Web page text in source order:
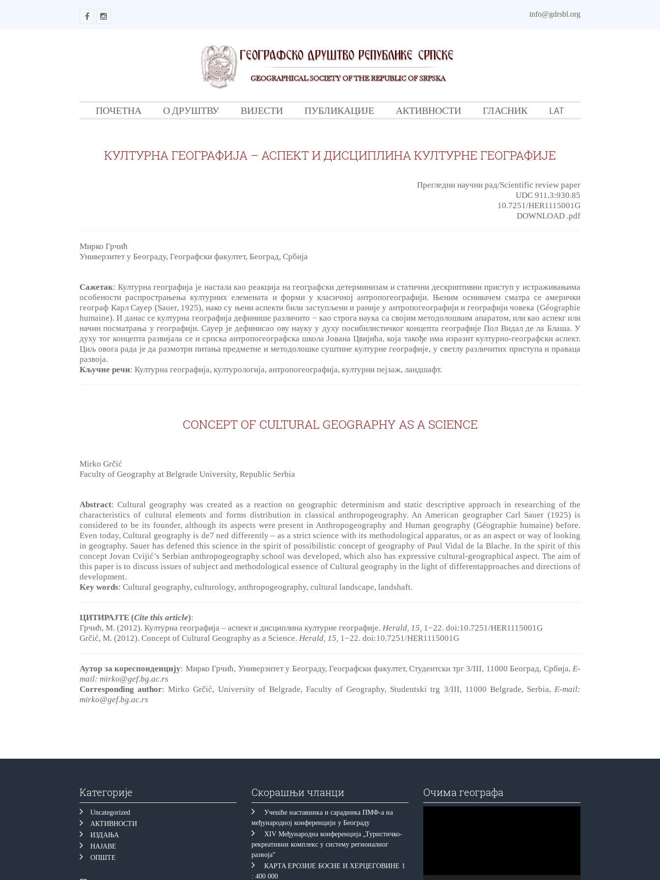
info@gdrsbl.org
ПОЧЕТНА О ДРУШТВУ ВИЈЕСТИ ПУБЛИКАЦИЈЕ АКТИВНОСТИ ГЛАСНИК LAT
КУЛТУРНА ГЕОГРАФИЈА – АСПЕКТ И ДИСЦИПЛИНА КУЛТУРНЕ ГЕОГРАФИЈЕ
Прегледни научни рад/Scientific review paper
UDC 911.3:930.85
10.7251/HER1115001G
DOWNLOAD .pdf
Мирко Грчић
Универзитет у Београду, Географски факултет, Београд, Србија
Сажетак: Културна географија је настала као реакција на географски детерминизам и статични дескриптивни приступ у истраживањима
особености распрострањења културних елемената и форми у класичној антропогеографији. Њеним оснивачем сматра се амерички
географ Карл Сауер (Sauer, 1925), иако су њени аспекти били заступљени и раније у антропогеографији и географији човека (Géographie
humaine). И данас се културна географија дефинише различито − као строга наука са својим методолошким апаратом, или као аспекг или
начин посматрања у географији. Сауер је дефинисао ову науку у духу посибилистичког концепта географије Пол Видал де ла Блаша. У
духу тог концепта развијала се и српска антропогеографска школа Јована Цвијића, која такође има изразит културно-географски аспект.
Циљ овога рада је да размотри питања предметне и методолошке суштине културне географије, у светлу различитих приступа и праваца
развоја.
Кључне речи: Културна географија, културологија, антропогеографија, културни пејзаж, ландшафт.
CONCEPT OF CULTURAL GEOGRAPHY AS A SCIENCE
Mirko Grčić
Faculty of Geography at Belgrade University, Republic Serbia
Abstract: Cultural geography was created as a reaction on geographic determinism and static descriptive approach in researching of the
characteristics of cultural elements and forms distribution in classical anthropogeography. An American geographer Carl Sauer (1925) is
considered to be its founder, although its aspects were present in Anthropogeography and Human geography (Géographie humaine) before.
Even today, Cultural geography is de7 ned differently – as a strict science with its methodological apparatus, or as an aspect or way of looking
in geography. Sauer has defened this science in the spirit of possibilistic concept of geography of Paul Vidal de la Blache. In the spirit of this
concept Jovan Cvijić’s Serbian anthropogeography school was developed, which also has expressive cultural-geographical aspect. The aim of
this paper is to discuss issues of subject and methodological essence of Cultural geography in the light of differentapproaches and directions of
development.
Key words: Cultural geography, culturology, anthropogeography, cultural landscape, landshaft.
ЦИТИРАЈТЕ (Cite this article):
Грчић, М. (2012). Културна географија ‒ аспект и дисциплина културне географије. Herald, 15, 1−22. doi:10.7251/HER1115001G
Grčić, M. (2012). Concept of Cultural Geography as a Science. Herald, 15, 1−22. doi:10.7251/HER1115001G
Аутор за кореспонденцију: Мирко Грчић, Универзитет у Београду, Географски факултет, Студентски трг 3/III, 11000 Београд, Србија, E-
mail: mirko@gef.bg.ac.rs
Corresponding author: Mirko Grčić, University of Belgrade, Faculty of Geography, Studentski trg 3/III, 11000 Belgrade, Serbia, E-mail:
mirko@gef.bg.ac.rs
Категорије
Uncategorized
АКТИВНОСТИ
ИЗДАЊА
НАЈАВЕ
ОПШТЕ
Скорашњи чланци
Учешће наставника и сарадника ПМФ-а на
међународној конференцији у Београду
XIV Међународна конференција „Туристичко-
рекреативни комплекс у систему регионалног
развоја“
КAРTA EРOЗИJE БOСНE И ХEРЦEГOВИНE 1
: 400 000
Очима географа